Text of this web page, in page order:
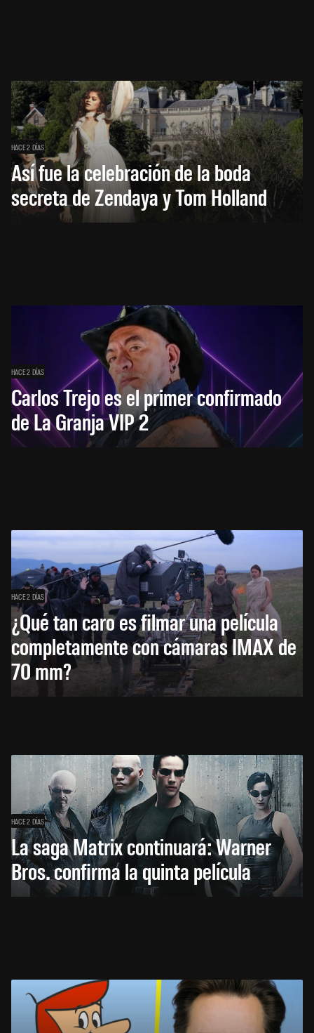
HACE 2 DÍAS
Así fue la celebración de la boda
secreta de Zendaya y Tom Holland
HACE 2 DÍAS
Carlos Trejo es el primer confirmado
de La Granja VIP 2
HACE 2 DÍAS
¿Qué tan caro es filmar una película
completamente con cámaras IMAX de
70 mm?
HACE 2 DÍAS
La saga Matrix continuará: Warner
Bros. confirma la quinta película